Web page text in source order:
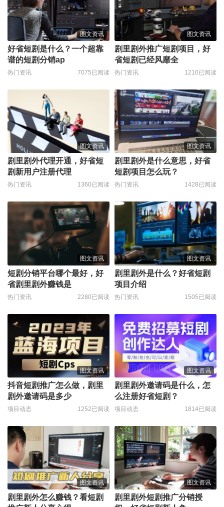
图文资讯
好省短剧是什么？一个超靠
谱的短剧分销ap
热门资讯 7075已阅读
图文资讯
剧里剧外推广短剧项目，好
省短剧已经风靡全
热门资讯 1210已阅读
图文资讯
剧里剧外代理开通，好省短
剧新用户注册代理
热门资讯 1360已阅读
图文资讯
剧里剧外是什么意思，好省
短剧项目怎么玩？
热门资讯 1428已阅读
图文资讯
短剧分销平台哪个最好，好
省剧里剧外赚钱是
热门资讯 2280已阅读
图文资讯
剧里剧外是什么？好省短剧
项目介绍
热门资讯 1505已阅读
图文资讯
抖音短剧推广怎么做，剧里
剧外邀请码是多少
项目动态 1252已阅读
图文资讯
剧里剧外邀请码是什么，怎
么注册好省短剧？
项目动态 1814已阅读
图文资讯
剧里剧外怎么赚钱？看短剧
图文资讯
剧里剧外短剧推广分销授